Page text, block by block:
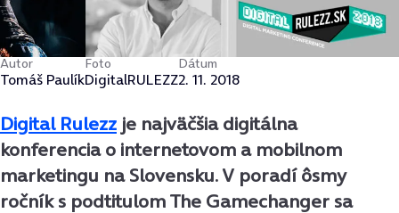
Autor
Tomáš Paulík
Foto
DigitalRULEZZ
Dátum
2. 11. 2018
Digital Rulezz je najväčšia digitálna
konferencia o internetovom a mobilnom
marketingu na Slovensku. V poradí ôsmy
ročník s podtitulom The Gamechanger sa